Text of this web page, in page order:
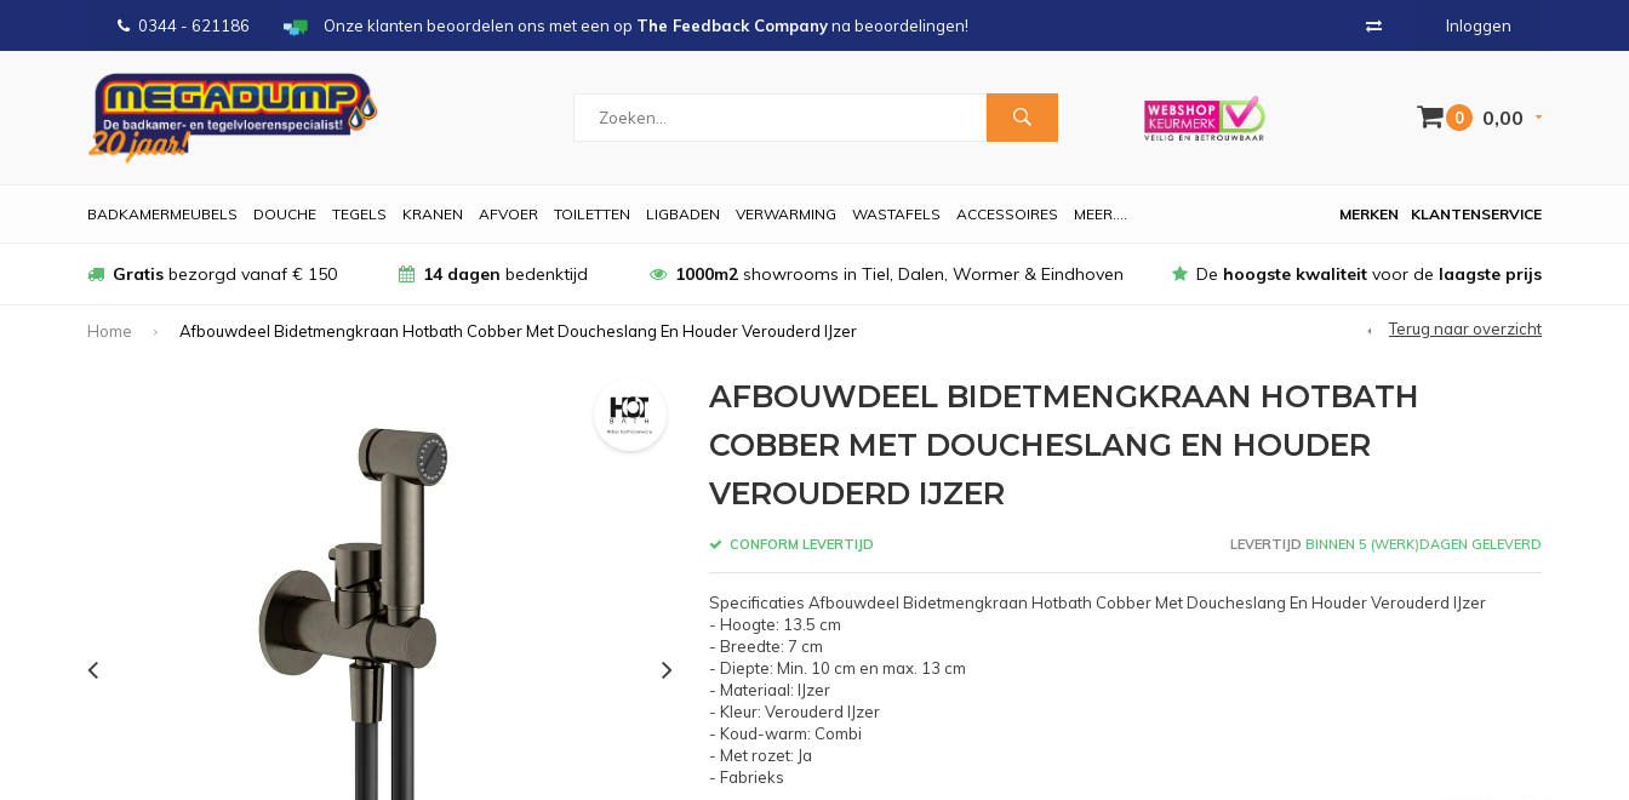
0344 - 621186 Onze klanten beoordelen ons met een op The Feedback Companyna beoordelingen! Inloggen
0 0,00
BADKAMERMEUBELS DOUCHE TEGELS KRANEN AFVOER TOILETTEN LIGBADEN VERWARMING WASTAFELS ACCESSOIRES MEER.... KLANTENSERVICE
MERKEN
Gratis bezorgd vanaf € 150 14 dagen bedenktijd 1000m2showrooms in Tiel, Dalen, Wormer & Eindhoven De hoogste kwaliteit voor de laagste prijs
Home Afbouwdeel Bidetmengkraan Hotbath Cobber Met Doucheslang En Houder Verouderd IJzer Terug naar overzicht
AFBOUWDEEL BIDETMENGKRAAN HOTBATH
COBBER MET DOUCHESLANG EN HOUDER
VEROUDERD IJZER
CONFORM LEVERTIJD LEVERTIJD BINNEN 5 (WERK)DAGEN GELEVERD
Specificaties Afbouwdeel Bidetmengkraan Hotbath Cobber Met Doucheslang En Houder Verouderd IJzer
- Hoogte: 13.5 cm
- Breedte: 7 cm
- Diepte: Min. 10 cm en max. 13 cm
- Materiaal: IJzer
- Kleur: Verouderd IJzer
- Koud-warm: Combi
- Met rozet: Ja
- Fabrieks